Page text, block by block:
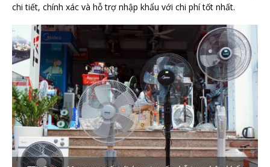
chi tiết, chính xác và hỗ trợ nhập khẩu với chi phí tốt nhất.